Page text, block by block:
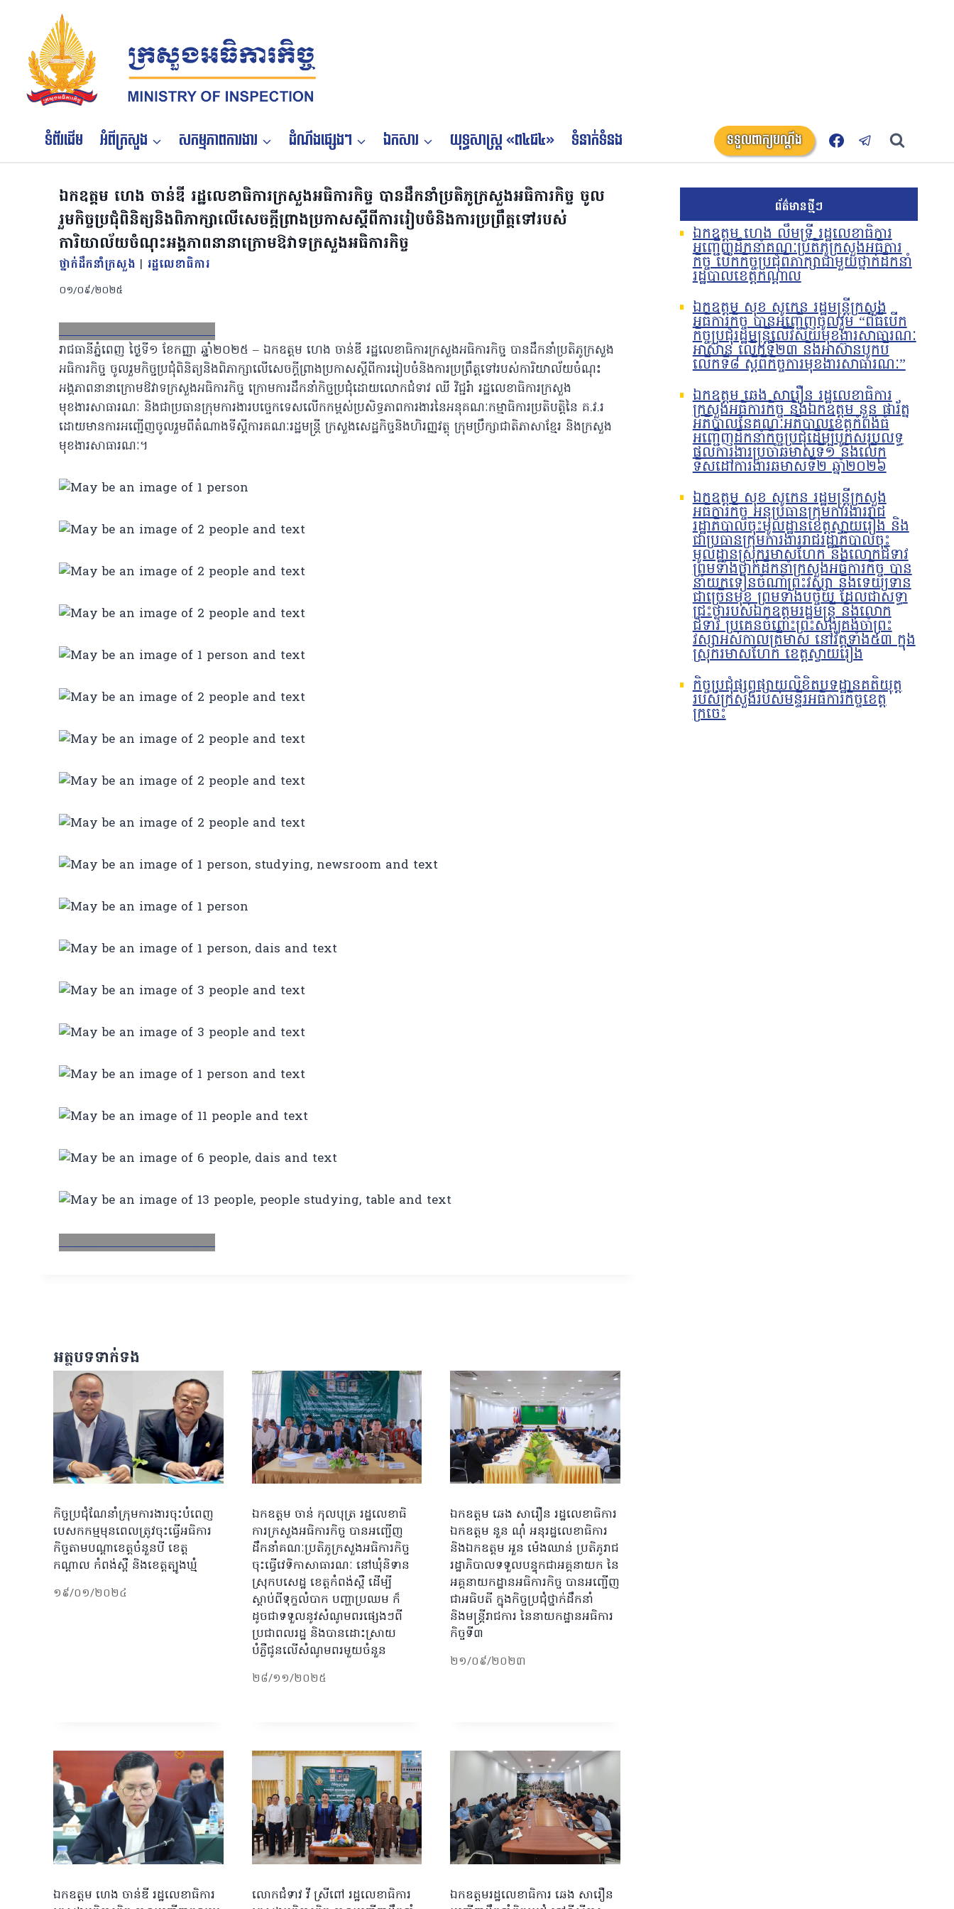
content
ទំព័រដើម អំពីក្រសួង សកម្មភាពការងារ ដំណឹងផ្សេងៗ ឯកសារ យុទ្ធសាស្ត្រ «ព៤ជ៤» ទំនាក់ទំនង ទទួលពាក្យបណ្តឹង
ឯកឧត្តម ហេង ចាន់ឌី រដ្ឋលេខាធិការក្រសួងអធិការកិច្ច បានដឹកនាំប្រតិភូក្រសួងអធិការកិច្ច ចូល
រួមកិច្ចប្រជុំពិនិត្យនិងពិភាក្សាលើសេចក្តីព្រាងប្រកាសស្តីពីការរៀបចំនិងការប្រព្រឹត្តទៅរបស់
ការិយាល័យចំណុះអង្គភាពនានាក្រោមឱវាទក្រសួងអធិការកិច្ច
ថ្នាក់ដឹកនាំក្រសួង | រដ្ឋលេខាធិការ
០១/០៩/២០២៥
FacebookXEmailLinkedIn
រាជធានីភ្នំពេញ ថ្ងៃទី១ ខែកញ្ញា ឆ្នាំ២០២៥ – ឯកឧត្តម ហេង ចាន់ឌី រដ្ឋលេខាធិការក្រសួងអធិការកិច្ច បានដឹកនាំប្រតិភូក្រសួង
អធិការកិច្ច ចូលរួមកិច្ចប្រជុំពិនិត្យនិងពិភាក្សាលើសេចក្តីព្រាងប្រកាសស្តីពីការរៀបចំនិងការប្រព្រឹត្តទៅរបស់ការិយាល័យចំណុះ
អង្គភាពនានាក្រោមឱវាទក្រសួងអធិការកិច្ច ក្រោមការដឹកនាំកិច្ចប្រជុំដោយលោកជំទាវ ឈី វិជ្ជរ៉ា រដ្ឋលេខាធិការក្រសួង
មុខងារសាធារណៈ និងជាប្រធានក្រុមការងារបច្ចេកទេសលើកកម្ពស់ប្រសិទ្ធភាពការងារនៃអនុគណៈកម្មាធិការប្រតិបត្តិនៃ គ.វ.រ
ដោយមានការអញ្ជើញចូលរួមពីតំណាងទីស្តីការគណៈរដ្ឋមន្រ្តី ក្រសួងសេដ្ឋកិច្ចនិងហិរញ្ញវត្ថុ ក្រុមប្រឹក្សាជាតិភាសាខ្មែរ និងក្រសួង
មុខងារសាធារណៈ។
FacebookXEmailLinkedIn
អត្ថបទទាក់ទង
កិច្ចប្រជុំណែនាំក្រុមការងារចុះបំពេញ
បេសកកម្មមុនពេលត្រូវចុះធ្វេីអធិការ
កិច្ចតាមបណ្ដាខេត្ត​ចំនួនបី ខេត្ត
កណ្តាល កំពង់ស្ពឺ និងខេត្តត្បូងឃ្មំ
១៩/០១/២០២៤
ឯកឧត្តម ចាន់ កុលបុត្រ រដ្ឋលេខាធិ
ការក្រសួងអធិការកិច្ច បានអញ្ជើញ
ដឹកនាំគណៈប្រតិភូក្រសួងអធិការកិច្ច
ចុះធ្វើវេទិកាសាធារណៈ នៅឃុំនិទាន
ស្រុកបសេដ្ឋ ខេត្តកំពង់ស្ពឺ ដើម្បី
ស្តាប់ពីទុក្ខលំបាក បញ្ហាប្រឈម ក៏
ដូចជាទទួលនូវសំណូមពរផ្សេងៗពី
ប្រជាពលរដ្ឋ និងបានដោះស្រាយ
បំភ្លឺជូនលេីសំណូមពរមួយចំនួន
២៨/១១/២០២៥
ឯកឧត្តម ឆេង សារឿន រដ្ឋលេខាធិការ
ឯកឧត្តម នួន ណុំ អនុរដ្ឋលេខាធិការ
និងឯកឧត្តម អួន ម៉េងឈាន់ ប្រតិភូរាជ
រដ្ឋាភិបាលទទួលបន្ទុកជាអគ្គនាយក នៃ
អគ្គនាយកដ្ឋានអធិការកិច្ច បានអញ្ជើញ
ជាអធិបតី ក្នុងកិច្ចប្រជុំថ្នាក់ដឹកនាំ
និងមន្រ្តីរាជការ នៃនាយកដ្ឋានអធិការ
កិច្ចទី៣
២១/០៩/២០២៣
ឯកឧត្តម ហេង ចាន់ឌី រដ្ឋលេខាធិការ
លោកជំទាវ វី ស្រីពៅ រដ្ឋលេខាធិការ
ឯកឧត្តមរដ្ឋលេខាធិការ ឆេង សារឿន
ព័ត៌មានថ្មីៗ
ឯកឧត្តម ហេង លឹមទ្រី រដ្ឋលេខាធិការ
អញ្ជើញដឹកនាំគណៈប្រតិភូក្រសួងអធិការ
កិច្ច បើកកិច្ចប្រជុំពិភាក្សាជាមួយថ្នាក់ដឹកនាំ
រដ្ឋបាលខេត្តកណ្តាល
ឯកឧត្តម សុខ សូកេន រដ្ឋមន្រ្តីក្រសួង
អធិការកិច្ច បានអញ្ជើញចូលរួម “ពិធីបើក
កិច្ចប្រជុំរដ្ឋមន្ត្រីលើវិស័យមុខងារសាធារណៈ
អាស៊ាន លើកទី២៣ និងអាស៊ានបូកបី
លើកទី៨ ស្តីពីកិច្ចការមុខងារសាធារណៈ”
ឯកឧត្តម ឆេង សារឿន រដ្ឋលេខាធិការ
ក្រសួងអធិការកិច្ច និងឯកឧត្តម នួន ផារ័ត្ន
អភិបាលនៃគណៈអភិបាលខេត្តកំពង់ធំ
អញ្ជើញដឹកនាំកិច្ចប្រជុំដើម្បីបូកសរុបលទ្ធ
ផលការងារប្រចាំឆមាសទី១ និងលើក
ទិសដៅការងារឆមាសទី២ ឆ្នាំ២០២៦
ឯកឧត្តម សុខ សូកេន រដ្ឋមន្រ្តីក្រសួង
អធិការកិច្ច អនុប្រធានក្រុមការងាររាជ
រដ្ឋាភិបាលចុះមូលដ្ឋានខេត្តស្វាយរៀង និង
ជាប្រធានក្រុមការងាររាជរដ្ឋាភិបាលចុះ
មូលដ្ឋានស្រុករមាសហែក និងលោកជំទាវ
ព្រមទាំងថ្នាក់ដឹកនាំក្រសួងអធិការកិច្ច បាន
នាំយកទៀនចំណាំព្រះវស្សា និងទេយ្យទាន
ជាច្រើនមុខ ព្រមទាំងបច្ច័យ ដែលជាសទ្ធា
ជ្រះថ្លារបស់ឯកឧត្តមរដ្ឋមន្រ្តី និងលោក
ជំទាវ ប្រគេនចំពោះព្រះសង្ឃគង់ចាំព្រះ
វស្សាអស់កាលត្រីមាស នៅវត្តទាំង៥៣ ក្នុង
ស្រុករមាសហែក ខេត្តស្វាយរៀង
កិច្ចប្រជុំផ្សព្វផ្សាយលិខិតបទដ្ឋានគតិយុត្ត
របស់ក្រសួងរបស់មន្ទីរអធិការកិច្ចខេត្ត
ក្រចេះ